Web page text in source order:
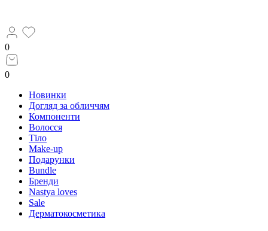
0
0
Новинки
Догляд за обличчям
Компоненти
Волосся
Тіло
Make-up
Подарунки
Bundle
Бренди
Nastya loves
Sale
Дерматокосметика